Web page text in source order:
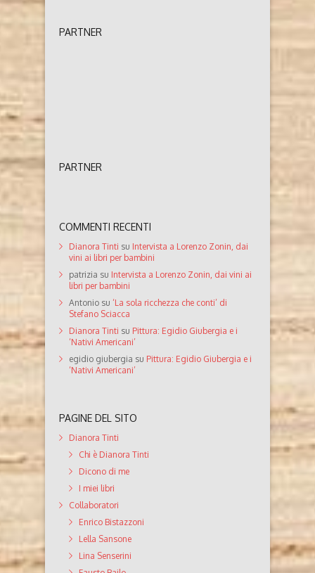
PARTNER
PARTNER
COMMENTI RECENTI
Dianora Tinti su Intervista a Lorenzo Zonin, dai
vini ai libri per bambini
patrizia su Intervista a Lorenzo Zonin, dai vini ai
libri per bambini
Antonio su ‘La sola ricchezza che conti’ di
Stefano Sciacca
Dianora Tinti su Pittura: Egidio Giubergia e i
‘Nativi Americani’
egidio giubergia su Pittura: Egidio Giubergia e i
‘Nativi Americani’
PAGINE DEL SITO
Dianora Tinti
Chi è Dianora Tinti
Dicono di me
I miei libri
Collaboratori
Enrico Bistazzoni
Lella Sansone
Lina Senserini